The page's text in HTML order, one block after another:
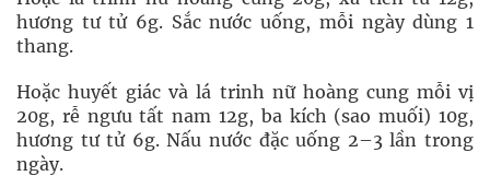
hương tư tử 6g. Sắc nước uống, mỗi ngày dùng 1
thang.
Hoặc huyết giác và lá trinh nữ hoàng cung mỗi vị
20g, rễ ngưu tất nam 12g, ba kích (sao muối) 10g,
hương tư tử 6g. Nấu nước đặc uống 2–3 lần trong
ngày.